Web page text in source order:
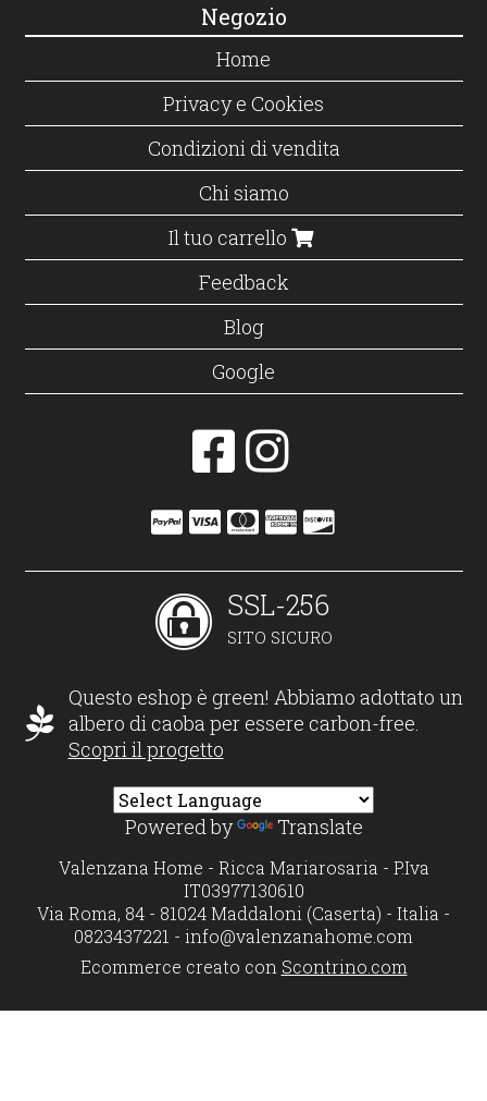
Negozio
Home
Privacy e Cookies
Condizioni di vendita
Chi siamo
Il tuo carrello
Feedback
Blog
Google
SSL-256
SITO SICURO
Questo eshop è green! Abbiamo adottato un
albero di caoba per essere carbon-free.
Scopri il progetto
Powered by Translate
Valenzana Home - Ricca Mariarosaria - P.Iva
IT03977130610
Via Roma, 84 - 81024 Maddaloni (Caserta) - Italia -
0823437221 - info@valenzanahome.com
Ecommerce creato con Scontrino.com